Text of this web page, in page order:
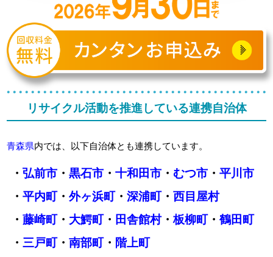
リサイクル活動を推進している連携自治体
青森県内では、以下自治体とも連携しています。
・ 弘前市・ 黒石市・ 十和田市・ むつ市・ 平川市
・ 平内町・ 外ヶ浜町・ 深浦町・ 西目屋村
・ 藤崎町・ 大鰐町・ 田舎館村・板柳町・ 鶴田町
・ 三戸町・ 南部町・ 階上町